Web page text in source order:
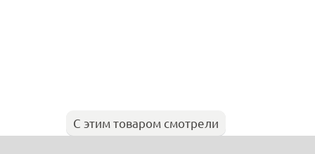
С этим товаром смотрели